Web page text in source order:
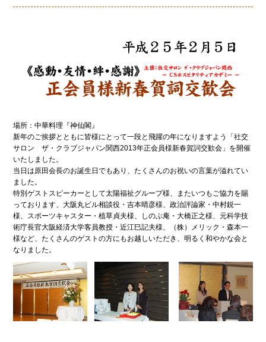
場所：中華料理『神仙閣』
新年のご挨拶とともに皆様にとって一段と飛躍の年になりますよう「社交
サロン ザ・クラブジャパン関西2013年正会員様新春賀詞交歓会」を開催
いたしました。
当日は原田会長のお誕生日でもあり、たくさんのお祝いの言葉が溢れてい
ました。
特別ゲストスピーカーとして太陽福祉グループ様、またいつもご協力を賜
っております、大阪丸ビル相談役・吉本晴彦様、政治評論家・中村鋭一
様、スポーツキャスター・植草貞夫様、しのぶ庵・大橋正之様、元科学技
術庁長官大阪経済大学客員教授・近江巳記夫様、（株）メリック・森本一
様など、たくさんのゲストの方にもお越しいただき、明るく和やかな会と
なりました。